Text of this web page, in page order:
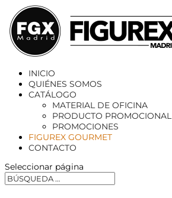
INICIO
QUIÉNES SOMOS
CATÁLOGO
MATERIAL DE OFICINA
PRODUCTO PROMOCIONAL
PROMOCIONES
FIGUREX GOURMET
CONTACTO
Seleccionar página